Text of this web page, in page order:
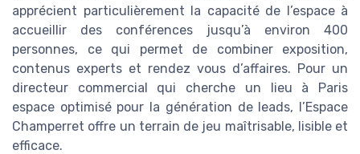
apprécient particulièrement la capacité de l’espace à
accueillir des conférences jusqu’à environ 400
personnes, ce qui permet de combiner exposition,
contenus experts et rendez vous d’affaires. Pour un
directeur commercial qui cherche un lieu à Paris
espace optimisé pour la génération de leads, l’Espace
Champerret offre un terrain de jeu maîtrisable, lisible et
efficace.